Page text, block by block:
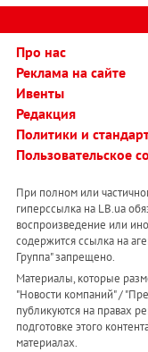
Про нас
Реклама на сайте
Ивенты
Редакция
Политики и
Пользовательское
При полном или
гиперссылка на LB.ua
воспроизведение или
содержится ссылка на
Группа" запрещено.
Материалы, которые
"Новости компаний" /
публикуются на правах
подготовке этого
материалах.